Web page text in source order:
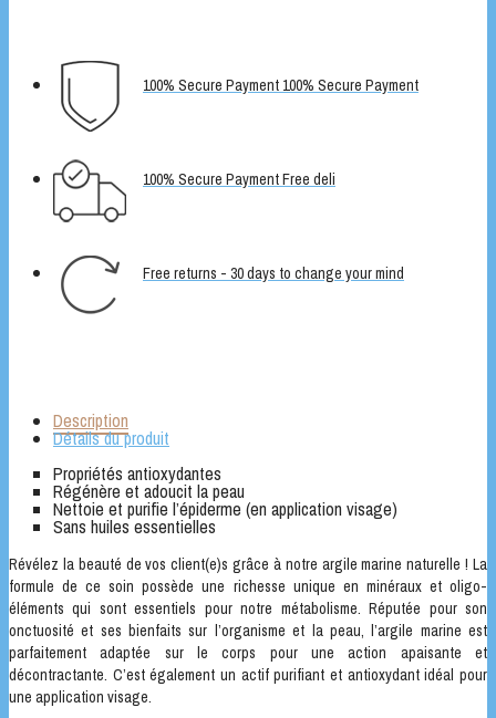
100% Secure Payment 100% Secure Payment
100% Secure Payment Free deli
Free returns - 30 days to change your mind
Description
Détails du produit
Propriétés antioxydantes
Régénère et adoucit la peau
Nettoie et purifie l’épiderme (en application visage)
Sans huiles essentielles
Révélez la beauté de vos client(e)s grâce à notre argile marine naturelle ! La
formule de ce soin possède une richesse unique en minéraux et oligo-
éléments qui sont essentiels pour notre métabolisme. Réputée pour son
onctuosité et ses bienfaits sur l’organisme et la peau, l’argile marine est
parfaitement adaptée sur le corps pour une action apaisante et
décontractante. C’est également un actif purifiant et antioxydant idéal pour
une application visage.